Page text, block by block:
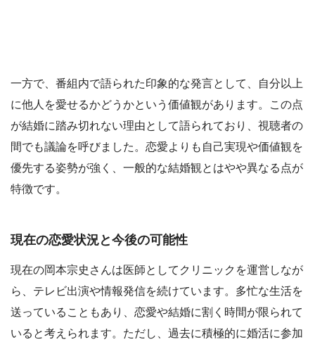
一方で、番組内で語られた印象的な発言として、自分以上
に他人を愛せるかどうかという価値観があります。この点
が結婚に踏み切れない理由として語られており、視聴者の
間でも議論を呼びました。恋愛よりも自己実現や価値観を
優先する姿勢が強く、一般的な結婚観とはやや異なる点が
特徴です。
現在の恋愛状況と今後の可能性
現在の岡本宗史さんは医師としてクリニックを運営しなが
ら、テレビ出演や情報発信を続けています。多忙な生活を
送っていることもあり、恋愛や結婚に割く時間が限られて
いると考えられます。ただし、過去に積極的に婚活に参加